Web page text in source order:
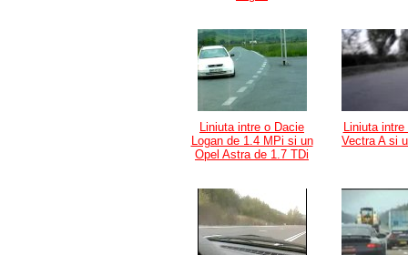
Liniuta intre o Dacie
Logan de 1.4 MPi si un
Opel Astra de 1.7 TDi
Liniuta intre
Vectra A si